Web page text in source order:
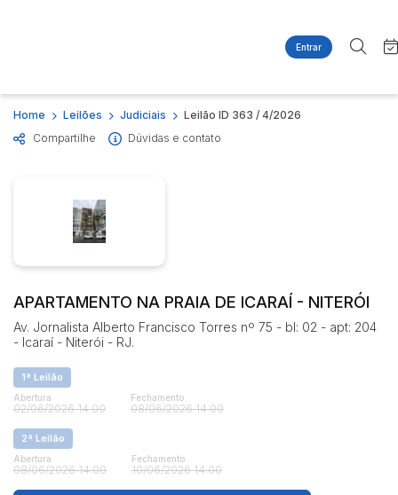
Entrar
Site
Agenda
Quem Somos
Busca por categoria
Imóveis
Ponto Comercial
Terreno
Busca por palavra-chave
Judiciais Extrajudiciais
Faixa de valor
R$
Home Leilões Judiciais
Leilão ID 363 / 4/2026
Compartilhe
Dúvidas e contato
APARTAMENTO NA PRAIA DE ICARAÍ - NITERÓI
Av. Jornalista Alberto Francisco Torres nº 75 - bl: 02 - apt: 204
- Icaraí - Niterói - RJ.
1ª Leilão
Abertura
02/06/2026 14:00
Fechamento
08/06/2026 14:00
2ª Leilão
Abertura
08/06/2026 14:00
Fechamento
10/06/2026 14:00